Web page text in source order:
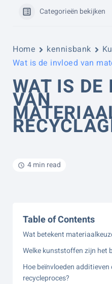
Categorieën bekijken
Home kennisbank
Wat is de invloed van
WAT IS DE
VAN
4 min read
Table of Contents
Wat betekent
Welke kunststoffen zijn het
Hoe beïnvloeden
recycleproces?